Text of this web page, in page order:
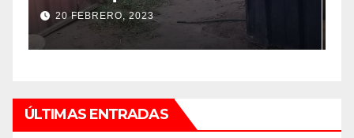
top de Maipú
12 SEPTIEMBRE, 2022
ÚLTIMAS ENTRADAS